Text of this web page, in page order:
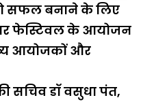
सफल बनाने के लिए
फेस्टिवल के आयोजन
आयोजकों और
सचिव डॉ वसुधा पंत,